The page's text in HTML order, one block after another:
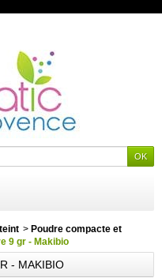
> Poudre compacte et
9 gr - Makibio
- MAKIBIO